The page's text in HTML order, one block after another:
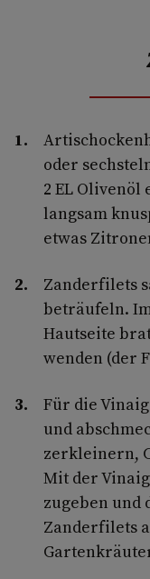
oder
2 EL
langsam
etwas
Zanderfilets
beträufeln.
Hautseite
wenden (der
Für die
und
zer­kleinern,
Mit der
zugeben und
Zanderfilets